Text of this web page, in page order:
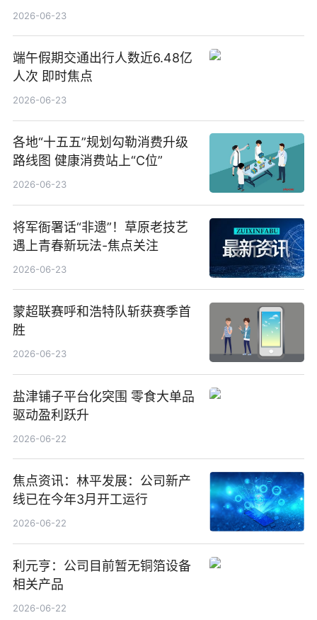
2026-06-23
端午假期交通出行人数近6.48亿
人次 即时焦点
2026-06-23
各地“十五五”规划勾勒消费升级
路线图 健康消费站上“C位”
2026-06-23
将军衙署话“非遗”！草原老技艺
遇上青春新玩法-焦点关注
2026-06-23
蒙超联赛呼和浩特队斩获赛季首
胜
2026-06-23
盐津铺子平台化突围 零食大单品
驱动盈利跃升
2026-06-22
焦点资讯：林平发展：公司新产
线已在今年3月开工运行
2026-06-22
利元亨：公司目前暂无铜箔设备
相关产品
2026-06-22